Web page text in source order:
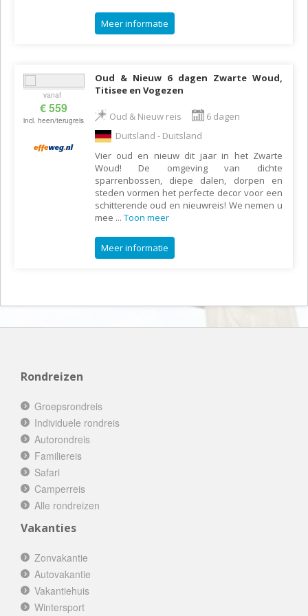
Meer informatie
vanaf
€ 559
incl. heen/terugreis
Oud & Nieuw 6 dagen Zwarte Woud,
Titisee en Vogezen
Oud & Nieuw reis
6 dagen
Duitsland - Duitsland
Vier oud en nieuw dit jaar in het Zwarte
Woud! De omgeving van dichte
sparrenbossen, diepe dalen, dorpen en
steden vormen het perfecte decor voor een
schitterende oud en nieuwreis! We nemen u
mee ... Toon meer
Meer informatie
Rondreizen
Groepsrondreis
Individuele rondreis
Autorondreis
Familiereis
Safari
Camperreis
Alle rondreizen
Vakanties
Zonvakantie
Autovakantie
Vakantiehuis
Wintersport